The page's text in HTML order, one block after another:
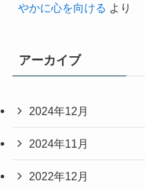
やかに心を向ける より
アーカイブ
2024年12月
2024年11月
2022年12月